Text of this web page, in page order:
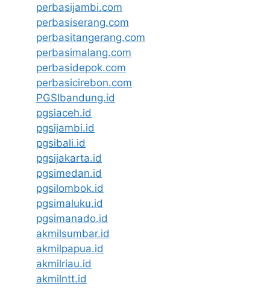
perbasijambi.com
perbasiserang.com
perbasitangerang.com
perbasimalang.com
perbasidepok.com
perbasicirebon.com
PGSIbandung.id
pgsiaceh.id
pgsijambi.id
pgsibali.id
pgsijakarta.id
pgsimedan.id
pgsilombok.id
pgsimaluku.id
pgsimanado.id
akmilsumbar.id
akmilpapua.id
akmilriau.id
akmilntt.id